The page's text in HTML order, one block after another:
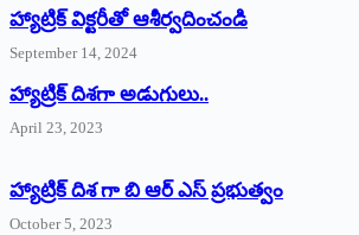
హ్యాట్రిక్‌ ‌విక్టరీతో ఆశీర్వదించండి
September 14, 2024
‌హ్యాట్రిక్‌ ‌దిశగా అడుగులు..
April 23, 2023
హ్యాట్రిక్ దిశ గా బి ఆర్ ఎస్ ప్రభుత్వం
October 5, 2023